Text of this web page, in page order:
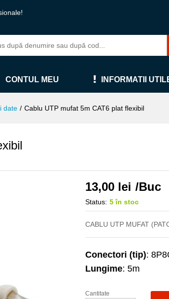
CONTUL MEU INFORMATII
date / Cablu UTP mufat 5m CAT6 plat flexibil
13,00 lei /Buc
Status: 5 în stoc
CABLU UTP MUFAT
Conectori (tip):
Lungime: 5m
Cablu
Cantitate